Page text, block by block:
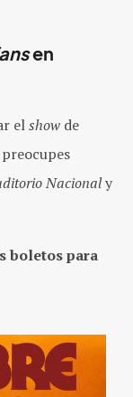
en
elshow de
Nacionaly
boletos para